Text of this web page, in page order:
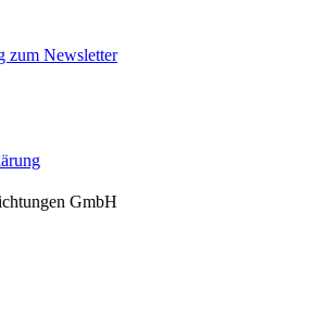
zum Newsletter
GmbH